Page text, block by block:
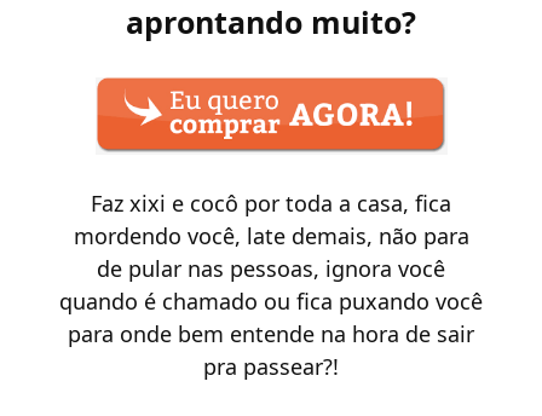
aprontando muito?
Faz xixi e cocô por toda a casa, fica
mordendo você, late demais, não para
de pular nas pessoas, ignora você
quando é chamado ou fica puxando você
para onde bem entende na hora de sair
pra passear?!